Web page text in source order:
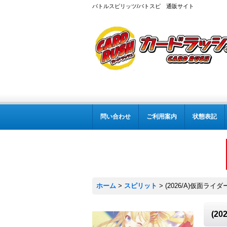
バトルスピリッツ/バトスピ 通販サイト
問い合わせ ご利用案内 状態表記
ホーム > スピリット > (2026/A)仮面ライダ